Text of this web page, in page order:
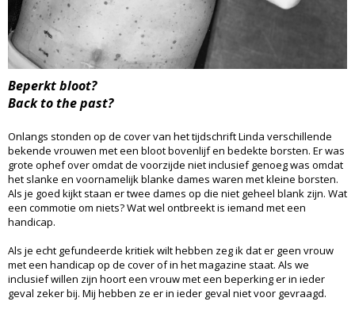
Beperkt bloot?
Back to the past?
Onlangs stonden op de cover van het tijdschrift Linda verschillende
bekende vrouwen met een bloot bovenlijf en bedekte borsten. Er was
grote ophef over omdat de voorzijde niet inclusief genoeg was omdat
het slanke en voornamelijk blanke dames waren met kleine borsten.
Als je goed kijkt staan er twee dames op die niet geheel blank zijn. Wat
een commotie om niets? Wat wel ontbreekt is iemand met een
handicap.
Als je echt gefundeerde kritiek wilt hebben zeg ik dat er geen vrouw
met een handicap op de cover of in het magazine staat. Als we
inclusief willen zijn hoort een vrouw met een beperking er in ieder
geval zeker bij. Mij hebben ze er in ieder geval niet voor gevraagd.